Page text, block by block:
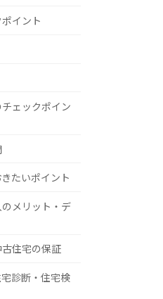
イント
ェックポイン
たいポイント
メリット・デ
住宅の保証
診断・住宅検